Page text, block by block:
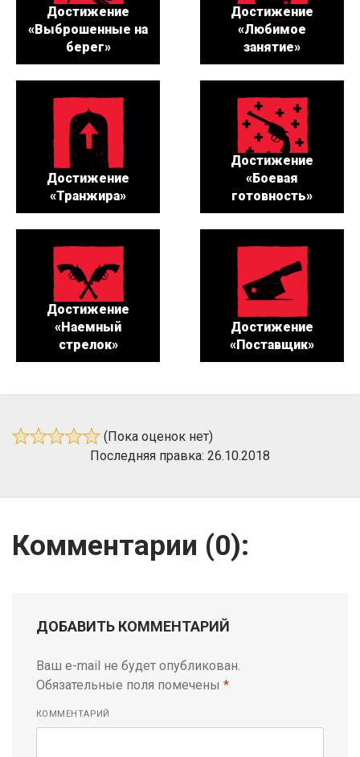
Достижение
«Выброшенные на
берег»
Достижение
«Любимое
занятие»
Достижение
«Транжира»
Достижение
«Боевая
готовность»
Достижение
«Наемный
стрелок»
Достижение
«Поставщик»
(Пока оценок нет)
Последняя правка: 26.10.2018
Комментарии (0):
ДОБАВИТЬ КОММЕНТАРИЙ
Ваш e-mail не будет опубликован.
Обязательные поля помечены *
КОММЕНТАРИЙ